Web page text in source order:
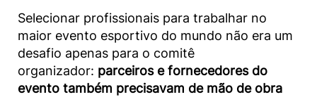
Selecionar profissionais para trabalhar no
maior evento esportivo do mundo não era um
desafio apenas para o comitê
organizador: parceiros e fornecedores do
evento também precisavam de mão de obra